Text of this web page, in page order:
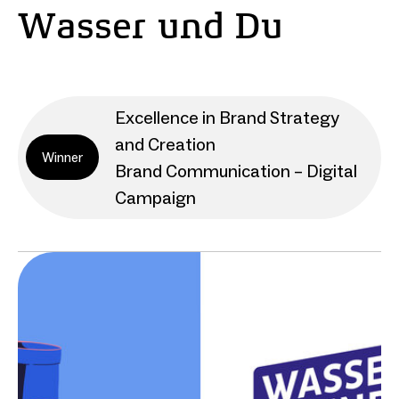
Wasser und Du
Winner
Excellence in Brand Strategy
and Creation
Brand Communication – Digital
Campaign